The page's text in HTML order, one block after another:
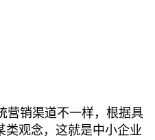
销渠道不一样，根据具
类观念，这就是中小企业